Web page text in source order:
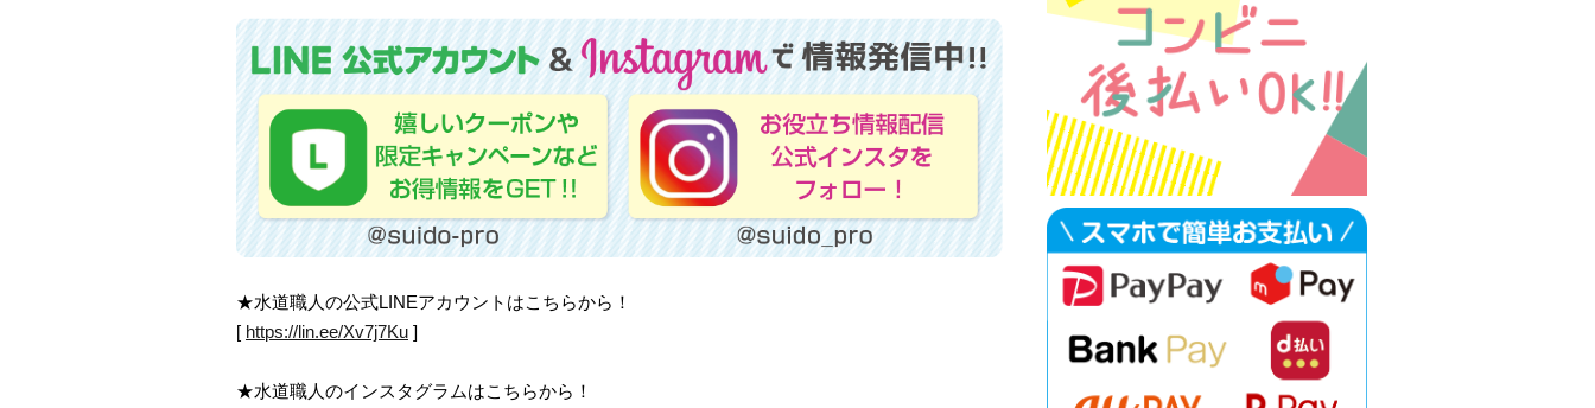
★水道職人の公式LINEアカウントはこちらから！
[ https://lin.ee/Xv7j7Ku ]
★水道職人のインスタグラムはこちらから！